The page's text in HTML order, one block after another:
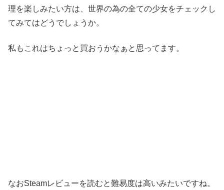
理を楽しみたい方は、世界の為の全ての少女をチェックし
てみてはどうでしょうか。
私もこれはちょっと買おうかなぁと思ってます。
なおSteamレビューを読むと難易度は高いみたいですね。